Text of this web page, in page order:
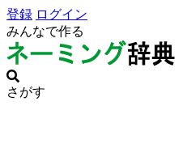
登録 ログイン
みんなで作る
さがす